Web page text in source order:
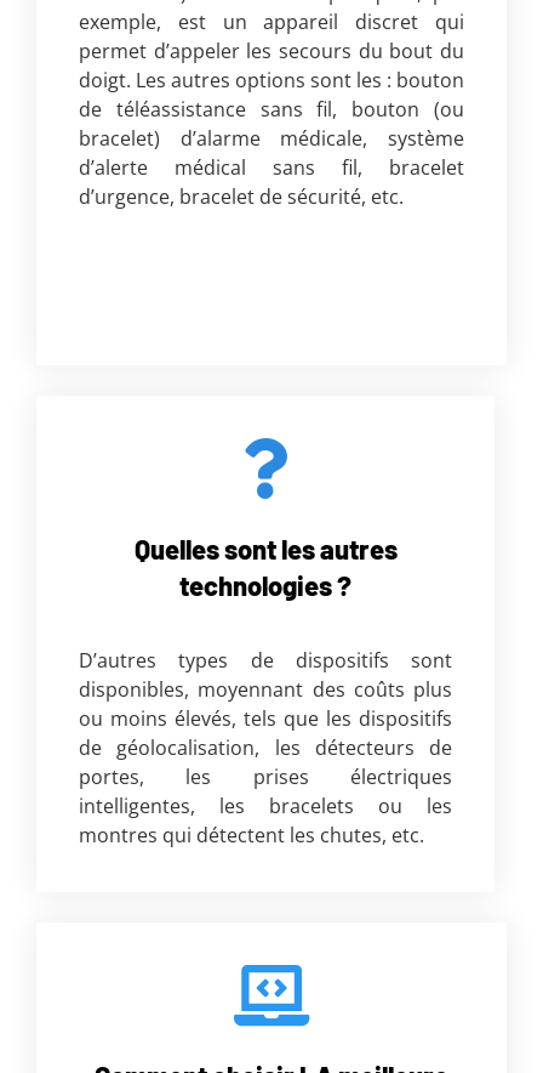
exemple, est un appareil discret qui
permet d’appeler les secours du bout du
doigt. Les autres options sont les : bouton
de téléassistance sans fil, bouton (ou
bracelet) d’alarme médicale, système
d’alerte médical sans fil, bracelet
d’urgence, bracelet de sécurité, etc.
Quelles sont les autres
technologies ?
D’autres types de dispositifs sont
disponibles, moyennant des coûts plus
ou moins élevés, tels que les dispositifs
de géolocalisation, les détecteurs de
portes, les prises électriques
intelligentes, les bracelets ou les
montres qui détectent les chutes, etc.